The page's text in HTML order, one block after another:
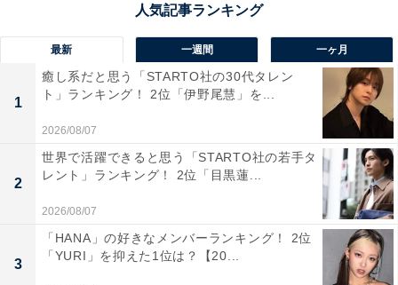
最新 一週間 一ヶ月
1
癒し系だと思う「STARTO社の30代タレン
ト」ランキング！ 2位「伊野尾慧」を...
2026/08/07
2
世界で活躍できると思う「STARTO社の若手タ
レント」ランキング！ 2位「目黒蓮...
2026/08/07
3
「HANA」の好きなメンバーランキング！ 2位
「YURI」を抑えた1位は？【20...